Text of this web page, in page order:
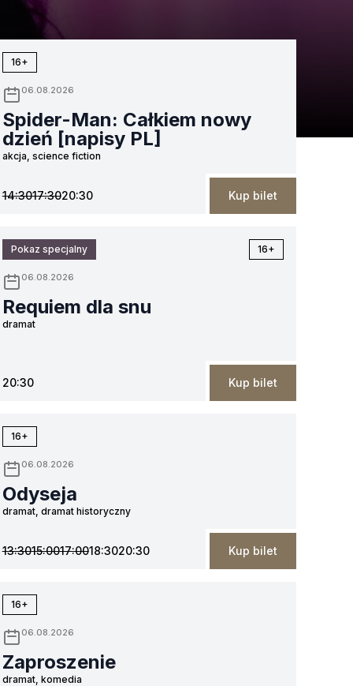
sierpnia
16+
06.08.2026
Spider-Man: Całkiem nowy
dzień [napisy PL]
akcja, science fiction
14:3017:3020:30 Kup bilet
Pokaz specjalny 16+
06.08.2026
Requiem dla snu
dramat
20:30 Kup bilet
16+
06.08.2026
Odyseja
dramat, dramat historyczny
13:3015:0017:0018:3020:30 Kup bilet
16+
06.08.2026
Zaproszenie
dramat, komedia